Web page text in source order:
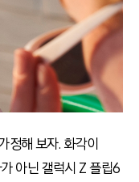
정해 보자. 화각이
아닌 갤럭시 Z플립6